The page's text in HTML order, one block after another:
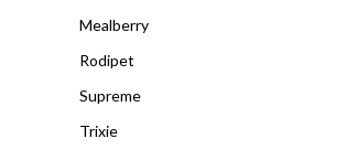
Mealberry
Rodipet
Supreme
Trixie